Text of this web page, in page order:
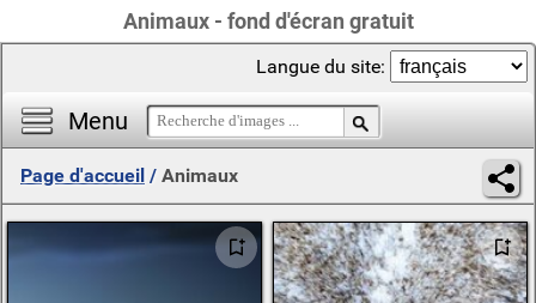
Animaux - fond d'écran gratuit
Menu
Langue du site:
Page d'accueil / Animaux